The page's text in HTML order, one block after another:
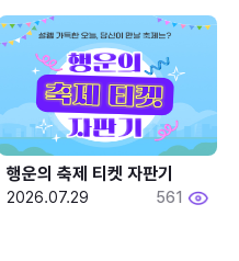
행운의 축제 티켓 자판기
2026.07.29 561